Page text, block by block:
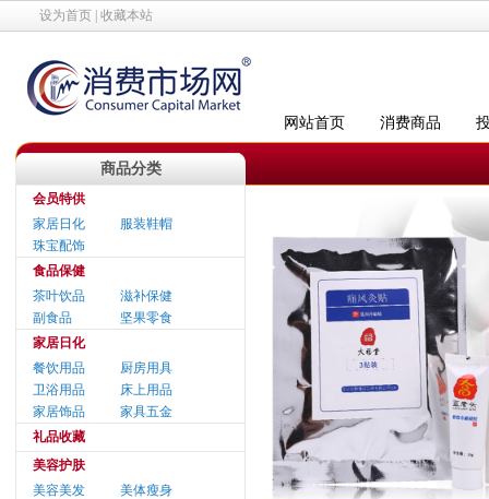
设为首页 收藏本站
网站首页 消费商品
商品分类
会员特供
家居日化
服装鞋帽
珠宝配饰
食品保健
茶叶饮品
滋补保健
副食品
坚果零食
家居日化
餐饮用品
厨房用具
卫浴用品
床上用品
家居饰品
家具五金
礼品收藏
美容护肤
美容美发
美体瘦身